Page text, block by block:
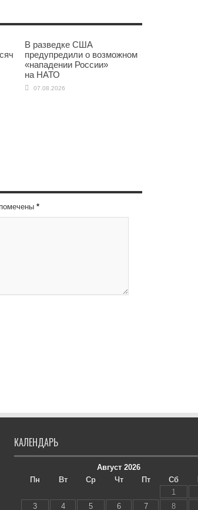
В разведке США
предупредили о возможном
«нападении России»
на НАТО
07.08.2026
*
КАЛЕНДАРЬ
Август 2026
Пн
Вт Ср Чт Пт Сб
1
3
4 5 6 7 8